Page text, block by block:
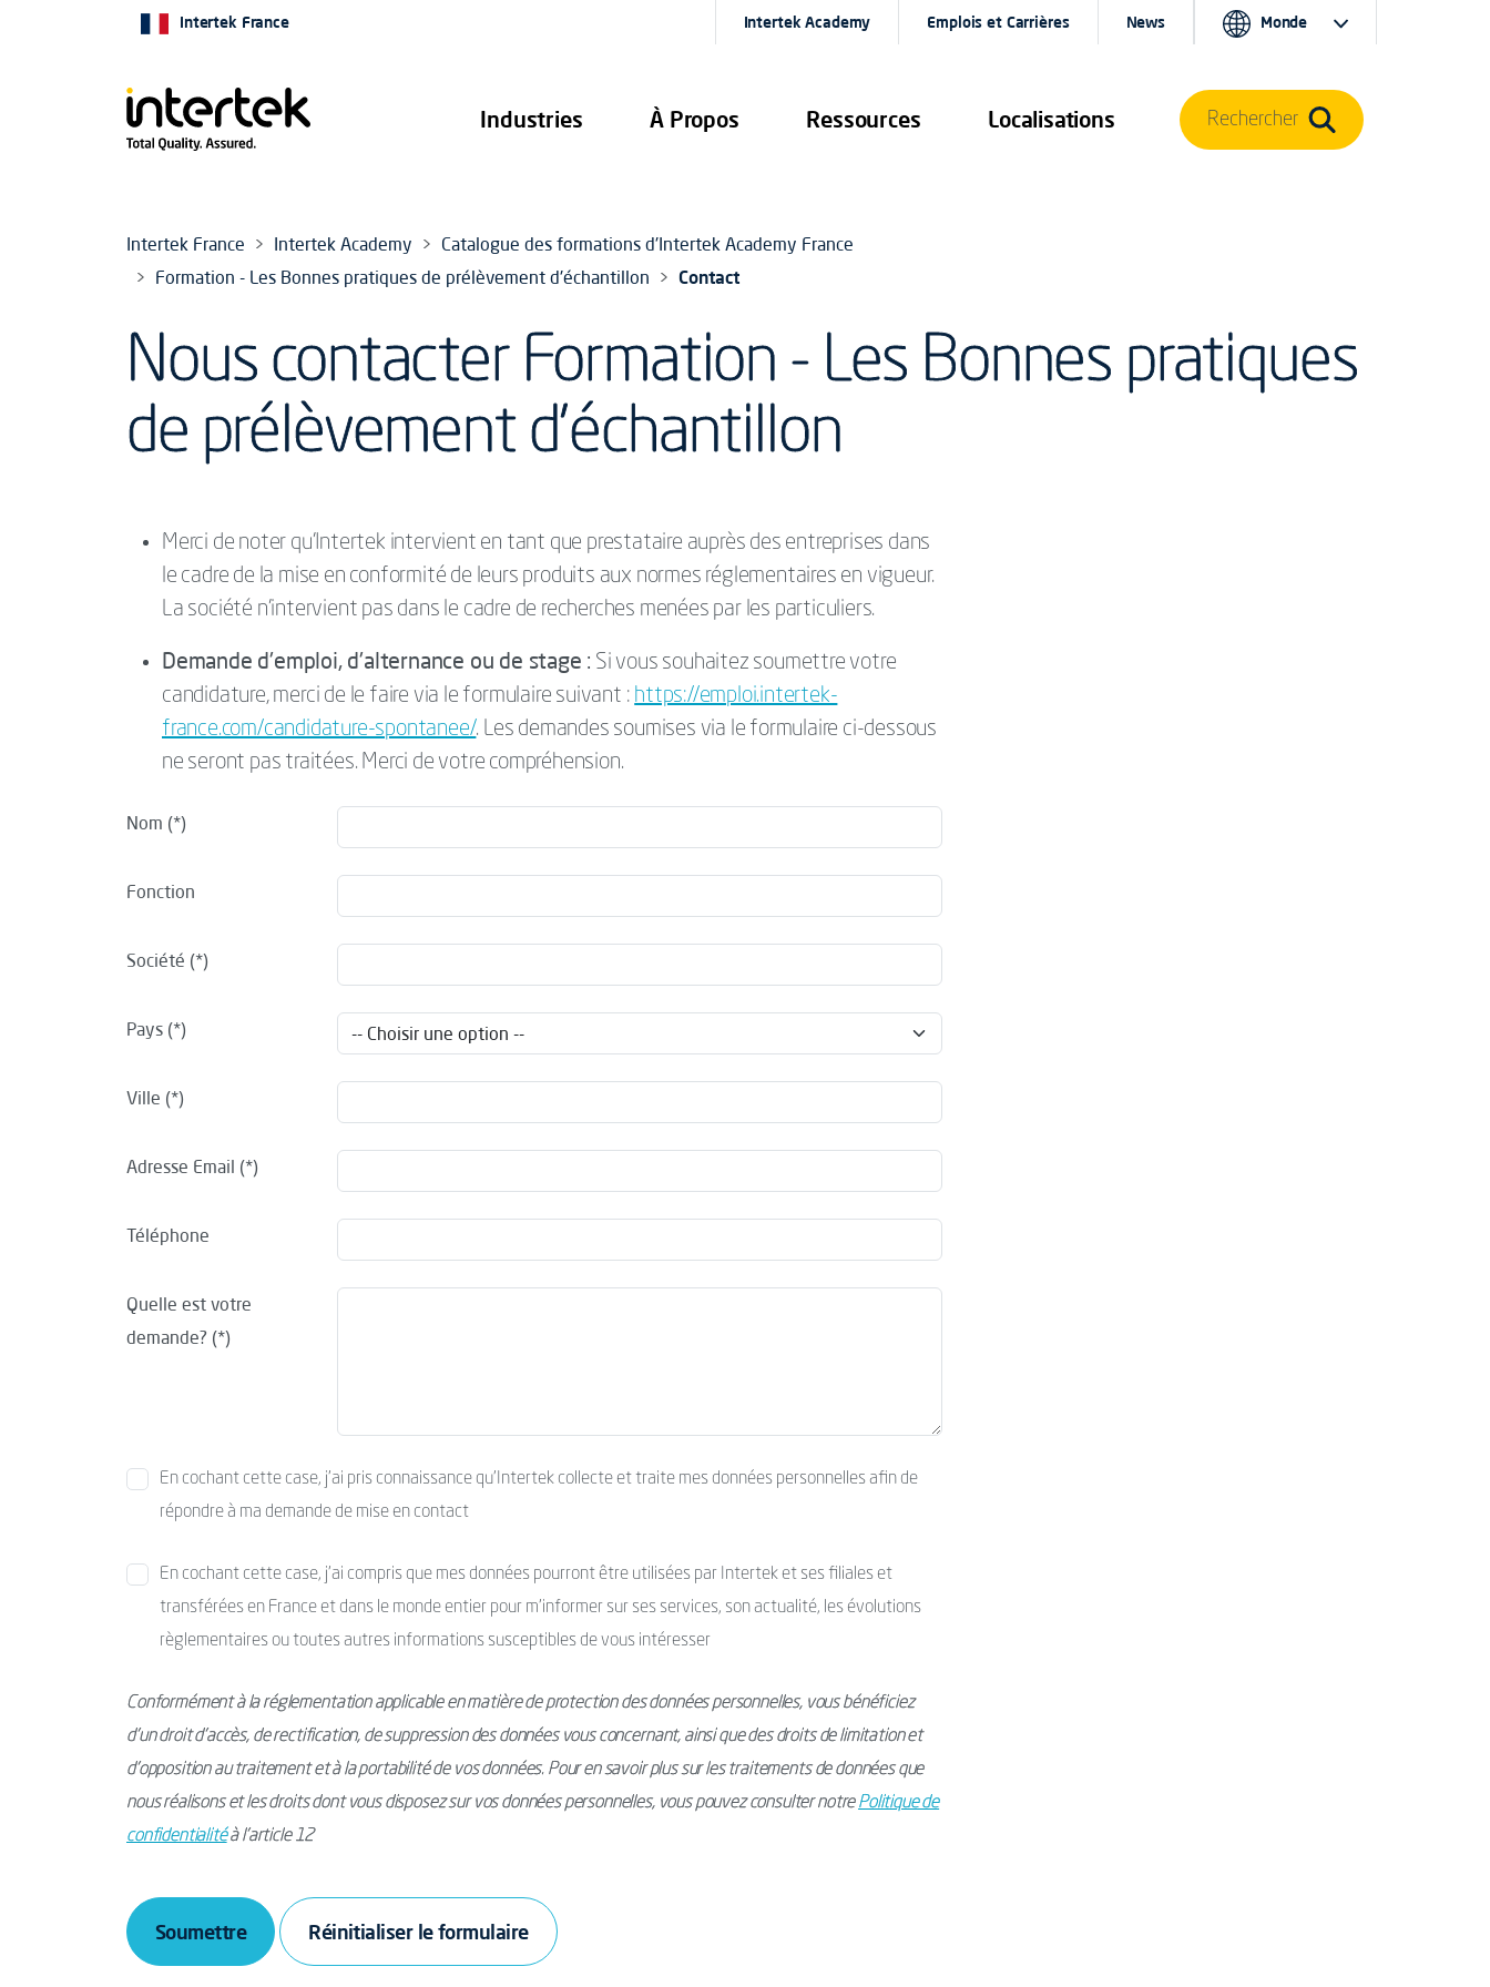
Industries À Propos Ressources Localisations
Intertek France Intertek Academy Emplois et Carrières News Monde
Rechercher
Intertek France Intertek Academy
Catalogue des formations d'Intertek Academy France
Formation - Les Bonnes pratiques de prélèvement d'échantillon
Contact
Nous contacter Formation - Les Bonnes pratiques
de prélèvement d'échantillon
Merci de noter qu’Intertek intervient en tant que prestataire auprès des entreprises dans
le cadre de la mise en conformité de leurs produits aux normes réglementaires en vigueur.
La société n’intervient pas dans le cadre de recherches menées par les particuliers.
Demande d'emploi, d'alternance ou de stage : Si vous souhaitez soumettre votre
candidature, merci de le faire via le formulaire suivant : https://emploi.intertek-
france.com/candidature-spontanee/. Les demandes soumises via le formulaire ci-dessous
ne seront pas traitées. Merci de votre compréhension.
Nom
Fonction
Société
Pays
Ville
Adresse Email
Téléphone
Quelle est votre
demande?
En cochant cette case, j’ai pris connaissance qu’Intertek collecte et traite mes données personnelles afin de
répondre à ma demande de mise en contact
En cochant cette case, j’ai compris que mes données pourront être utilisées par Intertek et ses filiales et
transférées en France et dans le monde entier pour m’informer sur ses services, son actualité, les évolutions
règlementaires ou toutes autres informations susceptibles de vous intéresser
Conformément à la réglementation applicable en matière de protection des données personnelles, vous bénéficiez
d’un droit d’accès, de rectification, de suppression des données vous concernant, ainsi que des droits de limitation et
d’opposition au traitement et à la portabilité de vos données. Pour en savoir plus sur les traitements de données que
nous réalisons et les droits dont vous disposez sur vos données personnelles, vous pouvez consulter notrePolitique de
confidentialitéà l’article 12
Soumettre